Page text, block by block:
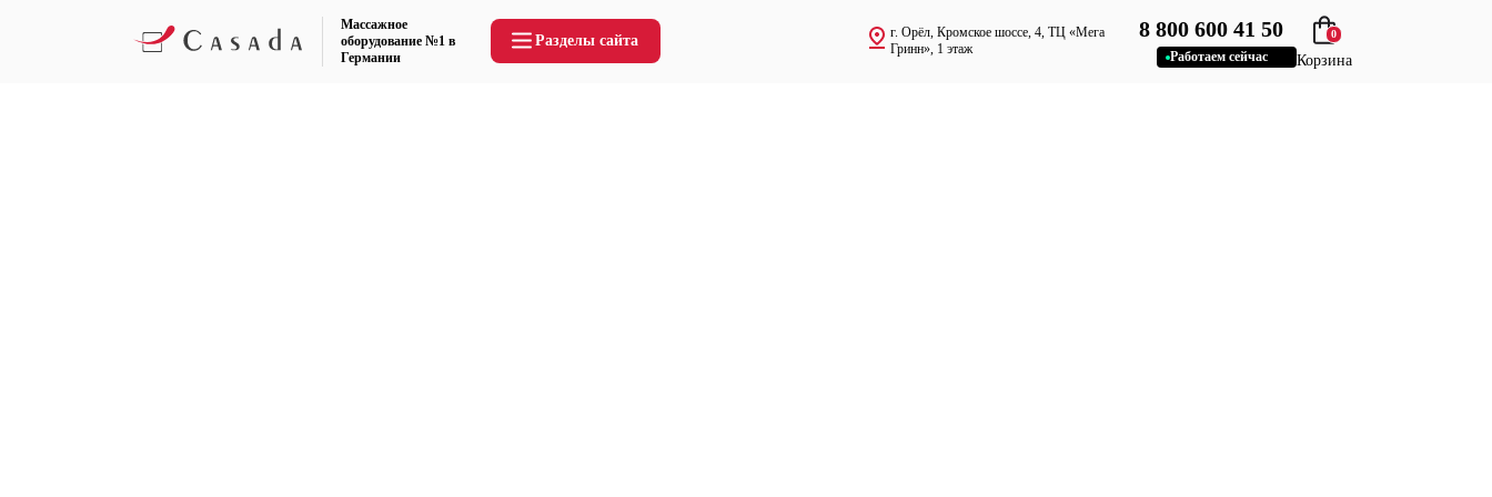
Массажное
оборудование №1 в
Германии
Разделы сайта
г. Орёл, Кромское шоссе, 4, ТЦ «Мега
Гринн», 1 этаж
8 800 600 41 50
Работаем сейчас
0
Корзина